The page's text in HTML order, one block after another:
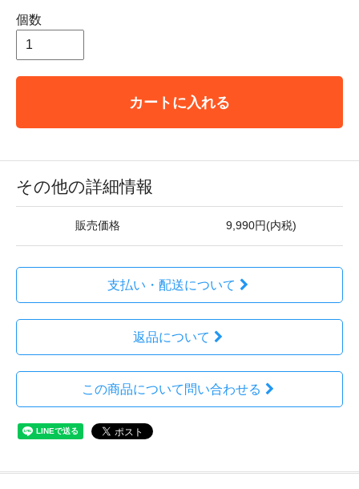
個数
カートに入れる
その他の詳細情報
販売価格 9,990円(内税)
支払い・配送について
返品について
この商品について問い合わせる